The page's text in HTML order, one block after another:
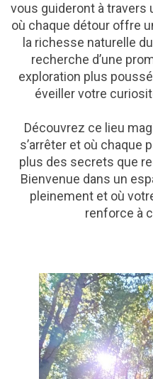
vous guideront à travers
où chaque détour offre
la richesse naturelle
recherche d’une
exploration plus
éveiller votre
Découvrez ce lieu
s’arrêter et où chaque
plus des secrets que
Bienvenue dans un
pleinement et où
renforce à